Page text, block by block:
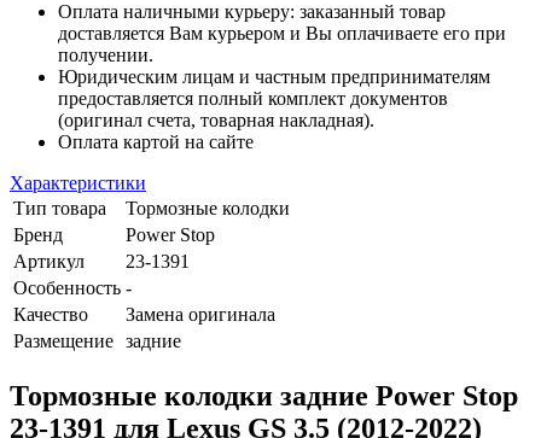
Оплата наличными курьеру: заказанный товар
доставляется Вам курьером и Вы оплачиваете его при
получении.
Юридическим лицам и частным предпринимателям
предоставляется полный комплект документов
(оригинал счета, товарная накладная).
Оплата картой на сайте
Характеристики
Тип товара
Тормозные колодки
Бренд
Power Stop
Артикул
23-1391
Особенность -
Качество
Замена оригинала
Размещение задние
Тормозные колодки задние Power Stop
23-1391 для Lexus GS 3.5 (2012-2022)